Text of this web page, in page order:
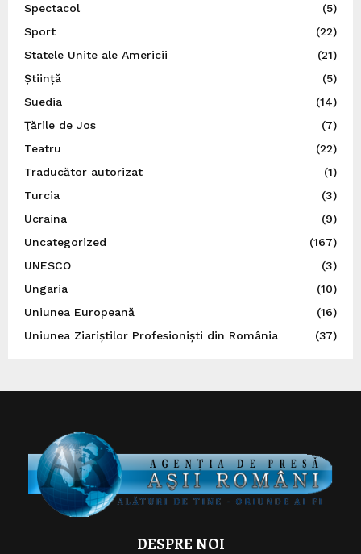
Spectacol
(5)
Sport
(22)
Statele Unite ale Americii
(21)
Știință
(5)
Suedia
(14)
Ţările de Jos
(7)
Teatru
(22)
Traducător autorizat
(1)
Turcia
(3)
Ucraina
(9)
Uncategorized
(167)
UNESCO
(3)
Ungaria
(10)
Uniunea Europeană
(16)
Uniunea Ziariștilor Profesioniști din România
(37)
DESPRE NOI